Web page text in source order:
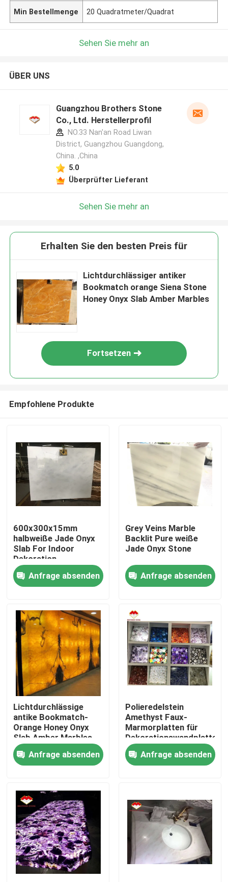
Nach Hause
Über uns
Kontakte
Produkte
Granit-Steinplatten
Granit-Steinfliesen
Geflammter Granit-Stein
Marmorsteinplatte
Marmorsteinfliese
Min Bestellmenge 20 Quadratmeter/Quadrat
Sehen Sie mehr an
ÜBER UNS
Guangzhou Brothers Stone
Co., Ltd. Herstellerprofil
NO.33 Nan'an Road Liwan
District, Guangzhou Guangdong,
China. ,China
5.0
Überprüfter Lieferant
Sehen Sie mehr an
Erhalten Sie den besten Preis für
Lichtdurchlässiger antiker
Bookmatch orange Siena Stone
Honey Onyx Slab Amber Marbles
Fortsetzen
Empfohlene Produkte
600x300x15mm
halbweiße Jade Onyx
Slab For Indoor
Dekoration
Anfrage absenden
Grey Veins Marble
Backlit Pure weiße
Jade Onyx Stone
Anfrage absenden
Lichtdurchlässige
antike Bookmatch-
Orange Honey Onyx
Slab Amber Marbles
Anfrage absenden
Polieredelstein
Amethyst Faux-
Marmorplatten für
Dekorationswandplatte
Anfrage absenden